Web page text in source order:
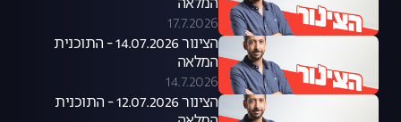
המלאה
17.7.2026
הצינור 14.07.2026 - התוכנית
המלאה
14.7.2026
הצינור 12.07.2026 - התוכנית